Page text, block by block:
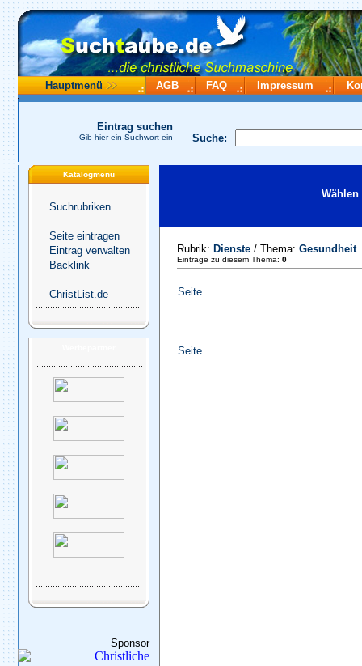
Hauptmenü AGB FAQ Impressum
Suche:
Eintrag suchen
Gib hier ein Suchwort ein
Katalogmenü
Suchrubriken
Seite eintragen
Eintrag verwalten
Backlink
ChristList.de
Sponsor
Rubrik: Dienste / Thema: Gesundheit
Einträge zu diesem Thema: 0
Seite
Seite